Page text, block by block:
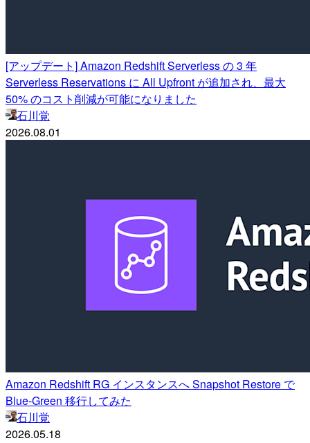
[アップデート] Amazon Redshift Serverless の 3 年
Serverless Reservations に All Upfront が追加され、最大
50% のコスト削減が可能になりました
石川覚
2026.08.01
Amazon Redshift RG インスタンスへ Snapshot Restore で
Blue-Green 移行してみた
石川覚
2026.05.18